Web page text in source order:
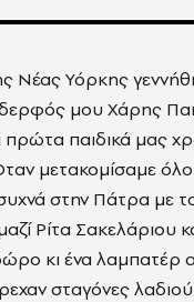
Νέας Υόρκης
μου Χάρης
πρώτα παιδικά μας
μετακομίσαμε
στην Πάτρα με
Ρίτα Σακελάριου
κι ένα λαμπατέρ
σταγόνες